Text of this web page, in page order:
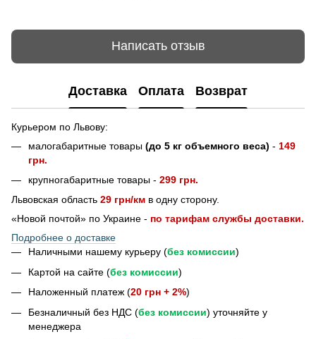
Написать отзыв
Доставка Оплата Возврат
Курьером по Львову:
малогабаритные товары (до 5 кг объемного веса) - 149
грн.
крупногабаритные товары - 299 грн.
Львовская область 29 грн/км в одну сторону.
«Новой почтой» по Украине - по тарифам службы доставки.
Подробнее о доставке
Наличными нашему курьеру (без комиссии)
Картой на сайте (без комиссии)
Наложенный платеж (20 грн + 2%)
Безналичный без НДС (без комиссии) уточняйте у
менеджера